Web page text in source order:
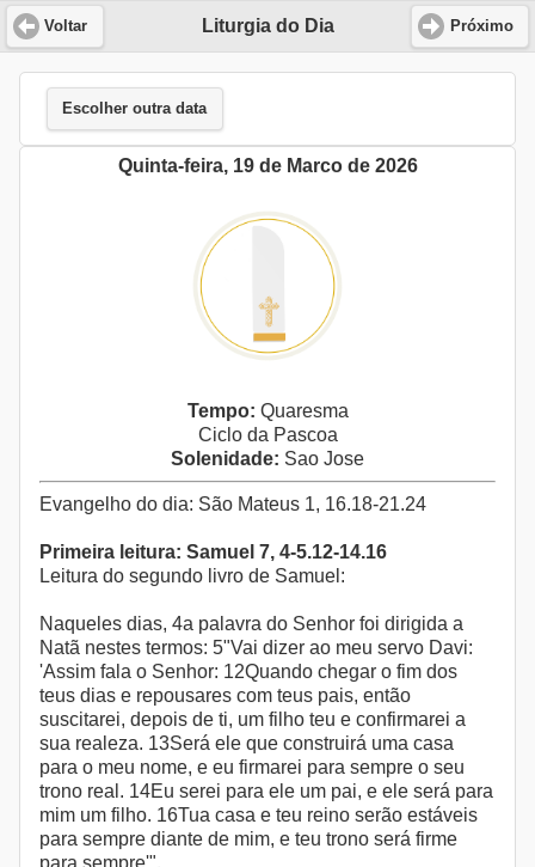
Liturgia do Dia
Voltar Próximo
Escolher outra data
Quinta-feira, 19 de Marco de 2026
Tempo: Quaresma
Ciclo da Pascoa
Solenidade: Sao Jose
Evangelho do dia: São Mateus 1, 16.18-21.24
Primeira leitura: Samuel 7, 4-5.12-14.16
Leitura do segundo livro de Samuel:
Naqueles dias, 4a palavra do Senhor foi dirigida a
Natã nestes termos: 5"Vai dizer ao meu servo Davi:
'Assim fala o Senhor: 12Quando chegar o fim dos
teus dias e repousares com teus pais, então
suscitarei, depois de ti, um filho teu e confirmarei a
sua realeza. 13Será ele que construirá uma casa
para o meu nome, e eu firmarei para sempre o seu
trono real. 14Eu serei para ele um pai, e ele será para
mim um filho. 16Tua casa e teu reino serão estáveis
para sempre diante de mim, e teu trono será firme